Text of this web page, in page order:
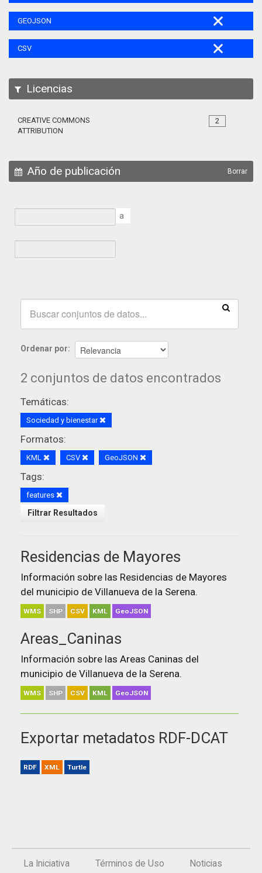
GEOJSON
CSV
Licencias
2
CREATIVE COMMONS
ATTRIBUTION
Año de publicación Borrar
a
Ordenar por
2 conjuntos de datos encontrados
Temáticas:
Sociedad y bienestar
Formatos:
KML CSV GeoJSON
Tags:
features
Filtrar Resultados
Residencias de Mayores
Información sobre las Residencias de Mayores
del municipio de Villanueva de la Serena.
WMS SHP CSV KML GeoJSON
Areas_Caninas
Información sobre las Areas Caninas del
municipio de Villanueva de la Serena.
WMS SHP CSV KML GeoJSON
Exportar metadatos RDF-DCAT
RDF XML Turtle
La Iniciativa Términos de Uso Noticias